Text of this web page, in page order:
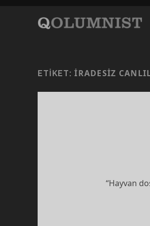
ETIKET:IRADESIZ
“Hayvan